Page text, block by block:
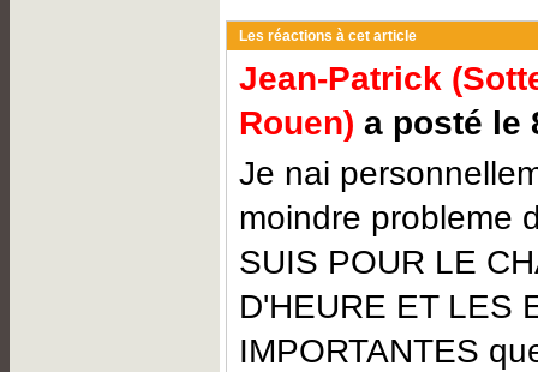
Les réactions à cet article
Jean-Patrick
Rouen) a posté le
Je nai
moindre probleme
SUIS POUR LE
D'HEURE ET LES
IMPORTANTES